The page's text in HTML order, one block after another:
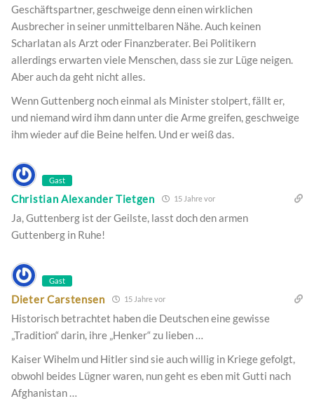
Geschäftspartner, geschweige denn einen wirklichen
Ausbrecher in seiner unmittelbaren Nähe. Auch keinen
Scharlatan als Arzt oder Finanzberater. Bei Politikern
allerdings erwarten viele Menschen, dass sie zur Lüge neigen.
Aber auch da geht nicht alles.
Wenn Guttenberg noch einmal als Minister stolpert, fällt er,
und niemand wird ihm dann unter die Arme greifen, geschweige
ihm wieder auf die Beine helfen. Und er weiß das.
Gast
Christian Alexander Tietgen 15 Jahre vor
Ja, Guttenberg ist der Geilste, lasst doch den armen
Guttenberg in Ruhe!
Gast
Dieter Carstensen 15 Jahre vor
Historisch betrachtet haben die Deutschen eine gewisse
„Tradition“ darin, ihre „Henker“ zu lieben …
Kaiser Wihelm und Hitler sind sie auch willig in Kriege gefolgt,
obwohl beides Lügner waren, nun geht es eben mit Gutti nach
Afghanistan …